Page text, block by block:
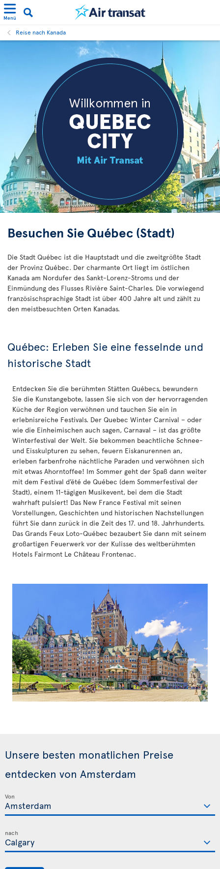
Menü
Reise nach Kanada
Besuchen Sie Québec (Stadt)
Die Stadt Québec ist die Hauptstadt und die zweitgrößte Stadt
der Provinz Québec. Der charmante Ort liegt im östlichen
Kanada am Nordufer des Sankt-Lorenz-Stroms und der
Einmündung des Flusses Rivière Saint-Charles. Die vorwiegend
französischsprachige Stadt ist über 400 Jahre alt und zählt zu
den meistbesuchten Orten Kanadas.
Québec: Erleben Sie eine fesselnde und
historische Stadt
Entdecken Sie die berühmten Stätten Québecs, bewundern
Sie die Kunstangebote, lassen Sie sich von der hervorragenden
Küche der Region verwöhnen und tauchen Sie ein in
erlebnisreiche Festivals. Der Quebec Winter Carnival – oder
wie die Einheimischen auch sagen, Carnaval – ist das größte
Winterfestival der Welt. Sie bekommen beachtliche Schnee-
und Eisskulpturen zu sehen, feuern Eiskanurennen an,
erleben farbenfrohe nächtliche Paraden und verwöhnen sich
mit etwas Ahorntoffee! Im Sommer geht der Spaß dann weiter
mit dem Festival d’été de Québec (dem Sommerfestival der
Stadt), einem 11-tägigen Musikevent, bei dem die Stadt
wahrhaft pulsiert! Das New France Festival mit seinen
Vorstellungen, Geschichten und historischen Nachstellungen
führt Sie dann zurück in die Zeit des 17. und 18. Jahrhunderts.
Das Grands Feux Loto-Québec bezaubert Sie dann mit seinem
großartigen Feuerwerk vor der Kulisse des weltberühmten
Hotels Fairmont Le Château Frontenac.
Unsere besten monatlichen Preise
entdecken von Amsterdam
Von
nach